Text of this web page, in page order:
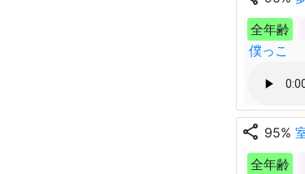
全年齢
僕っこ
share 95%
全年齢